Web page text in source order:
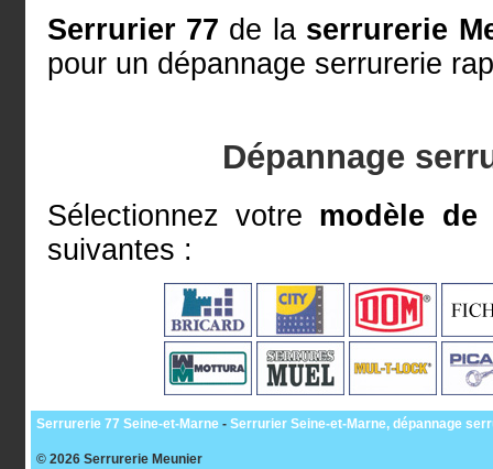
Serrurier 77 de la serrurerie
pour un dépannage serrurerie
Dépannage
Sélectionnez votre modèle de
suivantes :
Serrurerie 77 Seine-et-Marne- Serrurier Seine-et-Marne, dépannage
© 2026 Serrurerie Meunier